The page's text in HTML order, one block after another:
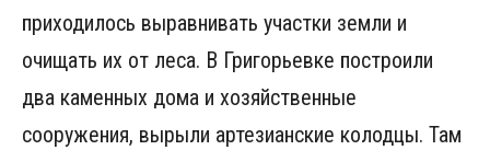
приходилось выравнивать участки земли и
очищать их от леса. В Григорьевке построили
два каменных дома и хозяйственные
сооружения, вырыли артезианские колодцы. Там